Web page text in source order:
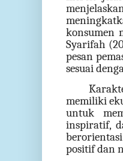
konsumen
Syarifah
pesan
sesuai
memiliki
untuk
inspiratif,
positif dan